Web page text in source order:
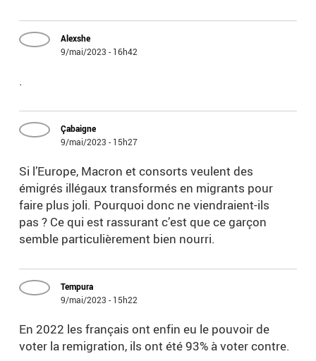
Alexshe
9/mai/2023 - 16h42
.
Çabaigne
9/mai/2023 - 15h27
Si l’Europe, Macron et consorts veulent des
émigrés illégaux transformés en migrants pour
faire plus joli. Pourquoi donc ne viendraient-ils
pas ? Ce qui est rassurant c’est que ce garçon
semble particulièrement bien nourri.
Tempura
9/mai/2023 - 15h22
En 2022 les français ont enfin eu le pouvoir de
voter la remigration, ils ont été 93% à voter contre.